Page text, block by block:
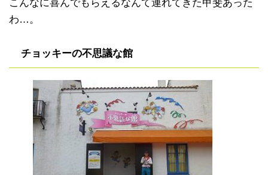
こんなに喜んでもらえるなんて連れてきた甲斐あった
わ…。
チョッキーの不思議な館